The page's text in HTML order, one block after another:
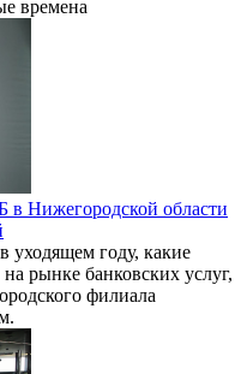
времена
Нижегородской области
году, какие
рынке банковских услуг,
филиала